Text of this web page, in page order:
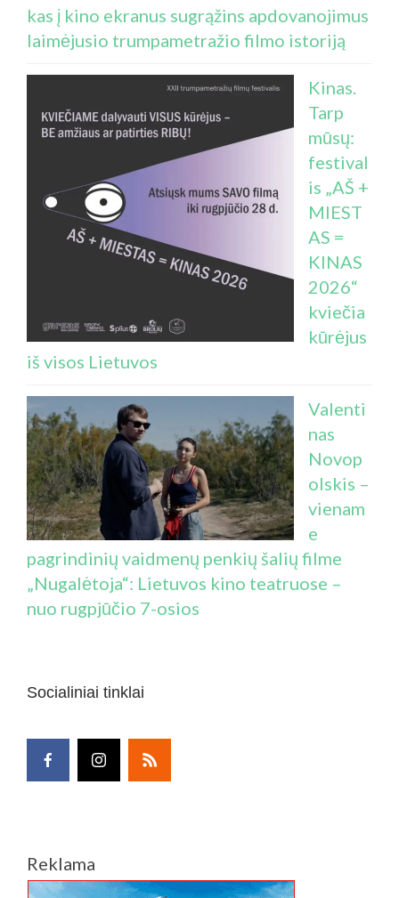
kas į kino ekranus sugrąžins apdovanojimus
laimėjusio trumpametražio filmo istoriją
Kinas.
Tarp
mūsų:
festival
is „AŠ +
MIEST
AS =
KINAS
2026“
kviečia
kūrėjus
iš visos Lietuvos
Valenti
nas
Novop
olskis –
vienam
e
pagrindinių vaidmenų penkių šalių filme
„Nugalėtoja“: Lietuvos kino teatruose –
nuo rugpjūčio 7-osios
Socialiniai tinklai
Reklama